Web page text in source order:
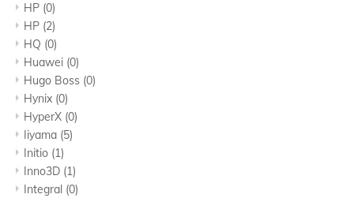
HP (0)
HP (2)
HQ (0)
Huawei (0)
Hugo Boss (0)
Hynix (0)
HyperX (0)
Iiyama (5)
Initio (1)
Inno3D (1)
Integral (0)